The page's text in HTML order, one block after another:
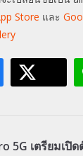
Store และ
5G เตรียมเปิ